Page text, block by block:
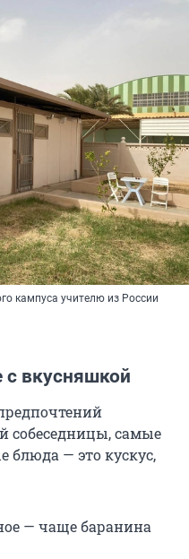
кампуса учителю из России
с вкусняшкой
собеседницы, самые
блюда — это кускус,
— чаще баранина